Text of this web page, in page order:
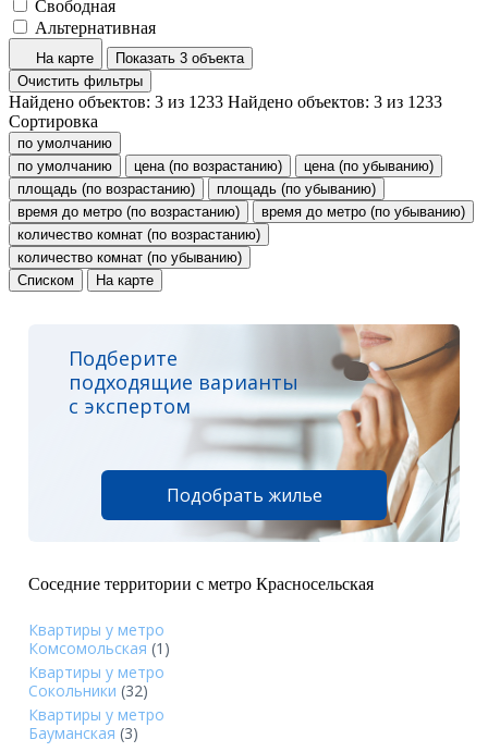
Свободная
Альтернативная
На карте
Показать 3 объекта
Очистить фильтры
Найдено объектов: 3 из 1233 Найдено объектов: 3 из 1233
Сортировка
по умолчанию
по умолчанию
цена (по возрастанию)
цена (по убыванию)
площадь (по возрастанию)
площадь (по убыванию)
время до метро (по возрастанию)
время до метро (по убыванию)
количество комнат (по возрастанию)
количество комнат (по убыванию)
Списком
На карте
Подберите
подходящие варианты
с экспертом
Подобрать жилье
Соседние территории с метро Красносельская
Квартиры у метро
Комсомольская (1)
Квартиры у метро
Сокольники (32)
Квартиры у метро
Бауманская (3)